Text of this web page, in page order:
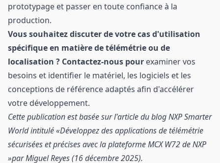
prototypage et passer en toute confiance à la
production.
Vous souhaitez discuter de votre cas d'utilisation
spécifique en matière de télémétrie ou de
localisation ? Contactez-nous pour examiner vos
besoins et identifier le matériel, les logiciels et les
conceptions de référence adaptés afin d'accélérer
votre développement.
Cette publication est basée sur l'article du blog NXP Smarter
World intitulé «Développez des applications de télémétrie
sécurisées et précises avec la plateforme MCX W72 de NXP
»par Miguel Reyes (16 décembre 2025).